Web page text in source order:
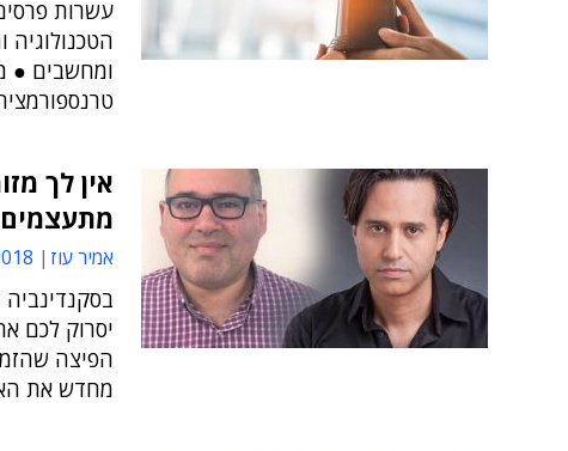
עשרות
ומחשבים ●
אין לך
מתעצמים
אמיר עוז
בסקנדינביה
יסרוק לכם
הפיצה
מחדש את